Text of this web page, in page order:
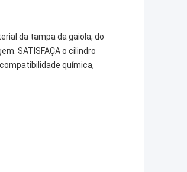
da tampa da gaiola, do
SATISFAÇA o cilindro
química,